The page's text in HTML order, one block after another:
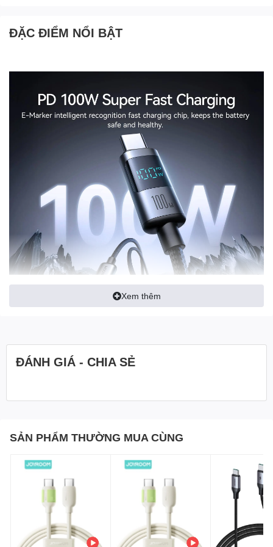
ĐẶC ĐIỂM NỔI BẬT
Xem thêm
ĐÁNH GIÁ - CHIA SẺ
SẢN PHẨM THƯỜNG MUA CÙNG